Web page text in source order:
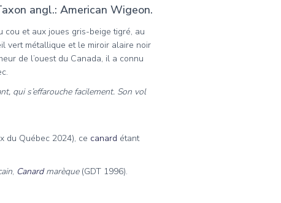
angl.: American Wigeon.
et aux joues gris-beige tigré, au
vert métallique et le miroir alaire noir
de l’ouest du Canada, il a connu
qui s’effarouche facilement. Son vol
du Québec 2024), ce canard étant
, Canardmarèque(GDT 1996).